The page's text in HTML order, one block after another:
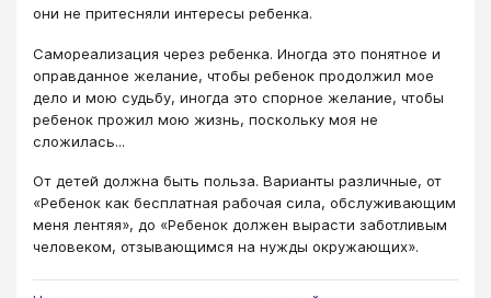
они не притесняли интересы ребенка.
Самореализация через ребенка. Иногда это понятное и
оправданное желание, чтобы ребенок продолжил мое
дело и мою судьбу, иногда это спорное желание, чтобы
ребенок прожил мою жизнь, поскольку моя не
сложилась...
От детей должна быть польза. Варианты различные, от
«Ребенок как бесплатная рабочая сила, обслуживающим
меня лентяя», до «Ребенок должен вырасти заботливым
человеком, отзывающимся на нужды окружающих».